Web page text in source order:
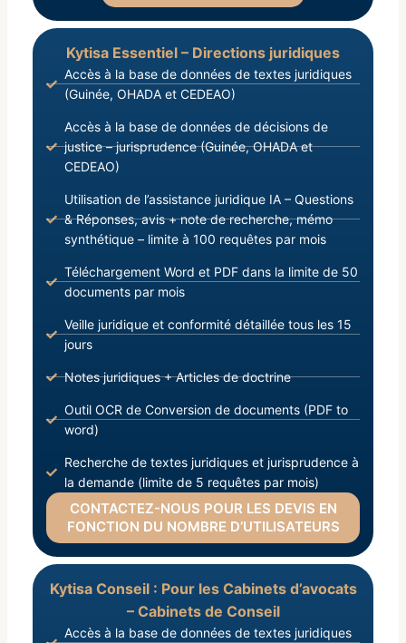
Kytisa Essentiel – Directions juridiques
Accès à la base de données de textes juridiques
(Guinée, OHADA et CEDEAO)
Accès à la base de données de décisions de
justice – jurisprudence (Guinée, OHADA et
CEDEAO)
Utilisation de l’assistance juridique IA – Questions
& Réponses, avis + note de recherche, mémo
synthétique – limite à 100 requêtes par mois
Téléchargement Word et PDF dans la limite de 50
documents par mois
Veille juridique et conformité détaillée tous les 15
jours
Notes juridiques + Articles de doctrine
Outil OCR de Conversion de documents (PDF to
word)
Recherche de textes juridiques et jurisprudence à
la demande (limite de 5 requêtes par mois)
CONTACTEZ-NOUS POUR LES DEVIS EN
FONCTION DU NOMBRE D’UTILISATEURS
Kytisa Conseil : Pour les Cabinets d’avocats
– Cabinets de Conseil
Accès à la base de données de textes juridiques